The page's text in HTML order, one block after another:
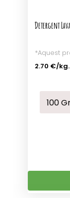
Detergent
*Aquest
2.70 €/kg.